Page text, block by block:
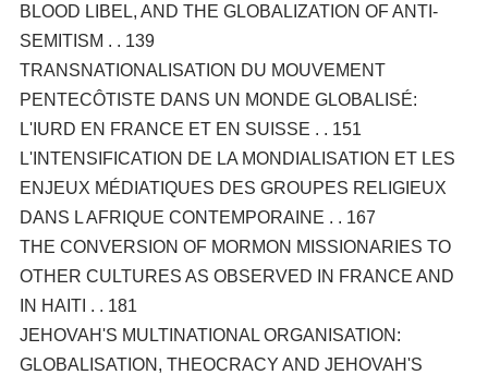
BLOOD LIBEL, AND THE GLOBALIZATION OF ANTI-
SEMITISM . . 139
TRANSNATIONALISATION DU MOUVEMENT
PENTECÔTISTE DANS UN MONDE GLOBALISÉ:
L'IURD EN FRANCE ET EN SUISSE . . 151
L'INTENSIFICATION DE LA MONDIALISATION ET LES
ENJEUX MÉDIATIQUES DES GROUPES RELIGIEUX
DANS L AFRIQUE CONTEMPORAINE . . 167
THE CONVERSION OF MORMON MISSIONARIES TO
OTHER CULTURES AS OBSERVED IN FRANCE AND
IN HAITI . . 181
JEHOVAH'S MULTINATIONAL ORGANISATION:
GLOBALISATION, THEOCRACY AND JEHOVAH'S